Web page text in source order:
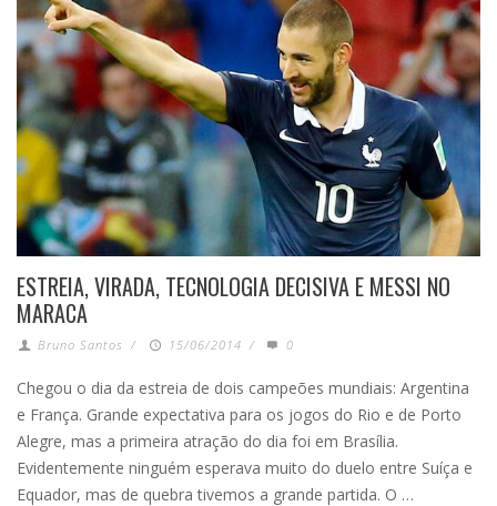
ESTREIA, VIRADA, TECNOLOGIA DECISIVA E MESSI NO
MARACA
Bruno Santos / 15/06/2014 / 0
Chegou o dia da estreia de dois campeões mundiais: Argentina
e França. Grande expectativa para os jogos do Rio e de Porto
Alegre, mas a primeira atração do dia foi em Brasília.
Evidentemente ninguém esperava muito do duelo entre Suíça e
Equador, mas de quebra tivemos a grande partida. O …